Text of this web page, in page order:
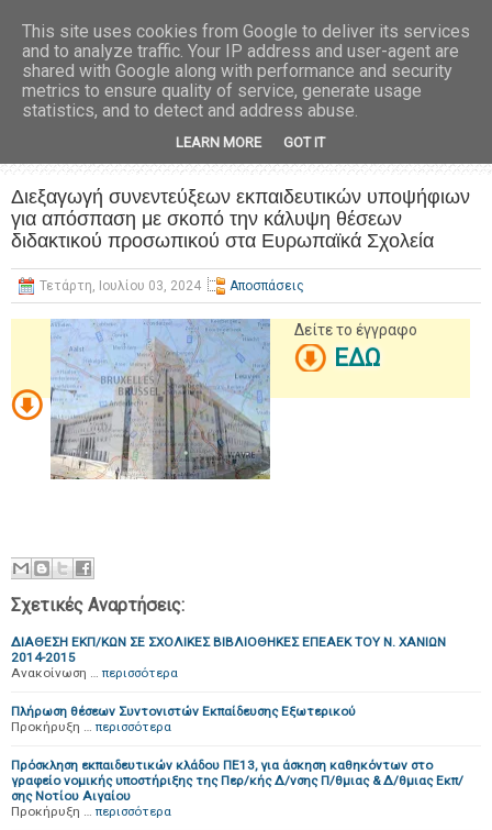
Διεξαγωγή συνεντεύξεων εκπαιδευτικών υποψήφιων
για απόσπαση με σκοπό την κάλυψη θέσεων
διδακτικού προσωπικού στα Ευρωπαϊκά Σχολεία
Τετάρτη, Ιουλίου 03, 2024 Αποσπάσεις
Δείτε το έγγραφο
ΕΔΩ
Σχετικές Αναρτήσεις:
ΔΙΑΘΕΣΗ ΕΚΠ/ΚΩΝ ΣΕ ΣΧΟΛΙΚΕΣ ΒΙΒΛΙΟΘΗΚΕΣ ΕΠΕΑΕΚ ΤΟΥ Ν. ΧΑΝΙΩΝ
2014-2015
Ανακοίνωση … περισσότερα
Πλήρωση θέσεων Συντονιστών Εκπαίδευσης Εξωτερικού
Προκήρυξη … περισσότερα
Πρόσκληση εκπαιδευτικών κλάδου ΠΕ13, για άσκηση καθηκόντων στο
γραφείο νομικής υποστήριξης της Περ/κής Δ/νσης Π/θμιας & Δ/θμιας Εκπ/
σης Νοτίου Αιγαίου
Προκήρυξη … περισσότερα
This site uses cookies from Google to deliver its services
and to analyze traffic. Your IP address and user-agent are
shared with Google along with performance and security
metrics to ensure quality of service, generate usage
statistics, and to detect and address abuse.
LEARN MORE GOT IT